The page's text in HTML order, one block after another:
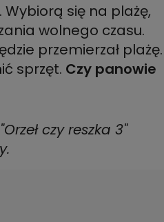
się na plażę,
wolnego czasu.
przemierzał plażę.
sprzęt. Czy panowie
czy reszka 3"